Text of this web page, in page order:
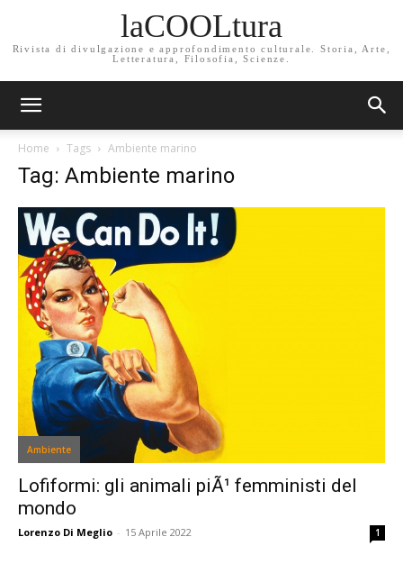
laCOOLtura
Rivista di divulgazione e approfondimento culturale. Storia, Arte,
Letteratura, Filosofia, Scienze.
Home Tags Ambiente marino
Tag: Ambiente marino
Ambiente
Lofiformi: gli animali piÃ¹ femministi del
mondo
Lorenzo Di Meglio - 15 Aprile 2022 1